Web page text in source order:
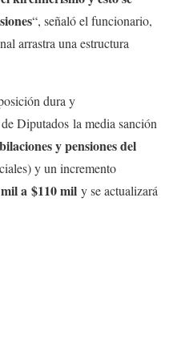
“, señaló el funcionario,
arrastra una estructura
dura y
Diputados la media sanción
y pensiones del
y un incremento
a $110 mil y se actualizará